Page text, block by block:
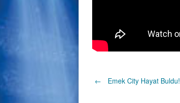
Post
← Emek City Hayat Buldu!